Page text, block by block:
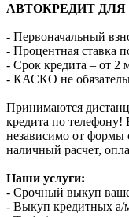
АВТОКРЕДИТ
- Первоначальный
- Процентная ставка
- Срок кредита – от 2
- КАСКО не
Принимаются
кредита по телефону!
независимо от формы
наличный расчет,
Наши услуги:
- Срочный выкуп
- Выкуп кредитных а/